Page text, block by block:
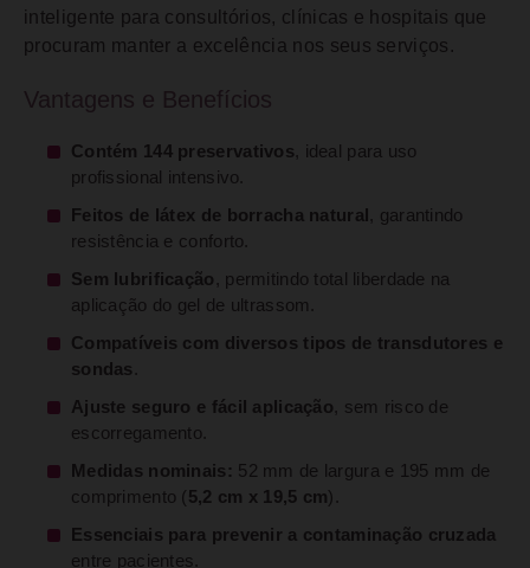
inteligente para consultórios, clínicas e hospitais que
procuram manter a excelência nos seus serviços.
Vantagens e Benefícios
Contém 144 preservativos, ideal para uso
profissional intensivo.
Feitos de látex de borracha natural , garantindo
resistência e conforto.
Sem lubrificação , permitindo total liberdade na
aplicação do gel de ultrassom.
Compatíveis com diversos tipos de transdutores e
sondas
Ajuste seguro e fácil aplicação, sem risco de
escorregamento.
Medidas nominais: 52 mm de largura e 195 mm de
comprimento ( 5,2 cm x 19,5 cm).
Essenciais para prevenir a contaminação cruzada
entre pacientes.